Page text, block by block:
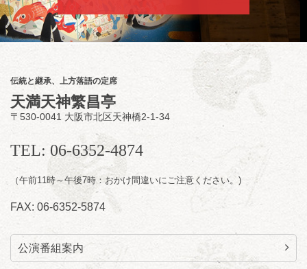
伝統と継承、上方落語の定席
天満天神繁昌亭
〒530-0041 大阪市北区天神橋2-1-34
TEL: 06-6352-4874
（午前11時～午後7時：おかけ間違いにご注意ください。)
FAX: 06-6352-5874
公演番組案内